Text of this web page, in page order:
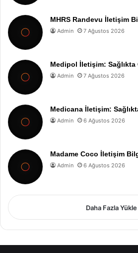
MHRS Randevu İletişim
Admin 7 Ağustos 2026
Medipol İletişim:
Admin 7 Ağustos 2026
Medicana İletişim:
Admin 6 Ağustos 2026
Madame Coco İletişim
Admin 6 Ağustos 2026
Daha Fazla Yükle